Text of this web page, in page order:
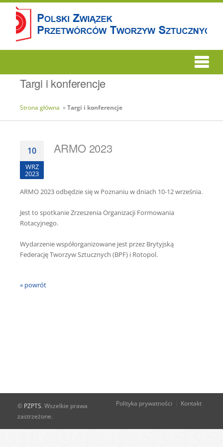
Targi i konferencje
Strona główna »Targi i konferencje
10
WRZ
2023
ARMO 2023
ARMO 2023 odbędzie się w Poznaniu w dniach 10-12 września.
Jest to spotkanie Zrzeszenia Organizacji Formowania
Rotacyjnego.
Wydarzenie współorganizowane jest przez Brytyjską
Federację Tworzyw Sztucznych (BPF) i Rotopol.
« powrót
© PZPTS. Wszelkie prawa
zastrzeżone.
Polityka prywatności Kontakt